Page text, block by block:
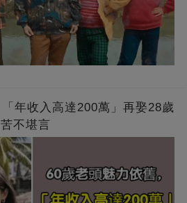
年收入高達200萬」再娶28歲
不堪言